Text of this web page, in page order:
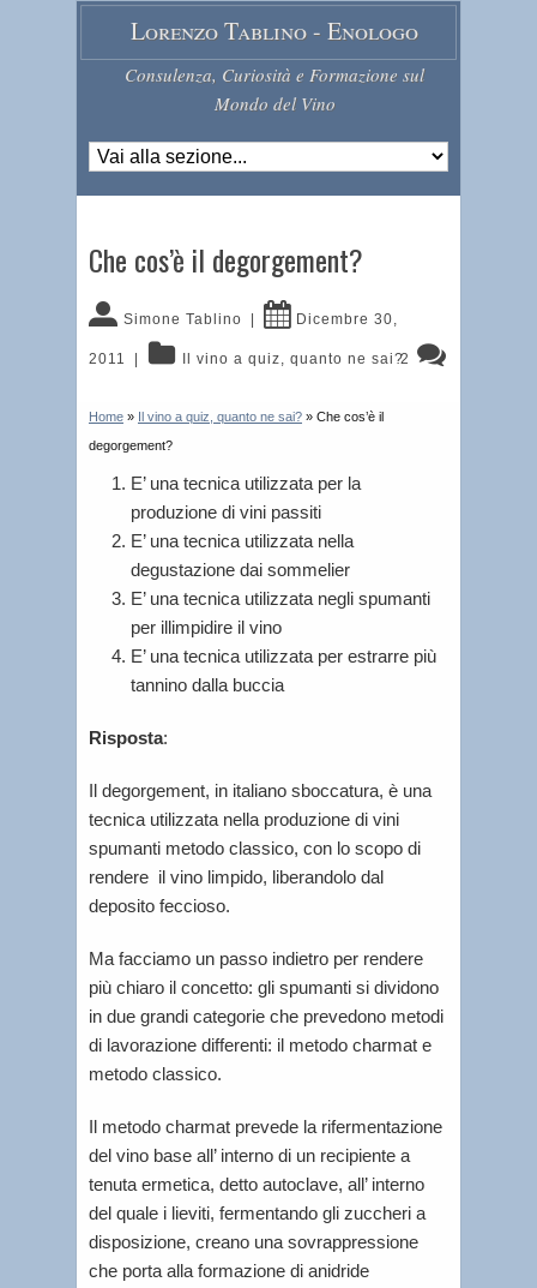
Lorenzo Tablino - Enologo
Consulenza, Curiosità e Formazione sul
Mondo del Vino
Che cos’è il degorgement?
Simone Tablino Dicembre 30,
2011 Il vino a quiz, quanto ne sai?2
Home » Il vino a quiz, quanto ne sai? » Che cos’è il
degorgement?
E’ una tecnica utilizzata per la
produzione di vini passiti
E’ una tecnica utilizzata nella
degustazione dai sommelier
E’ una tecnica utilizzata negli spumanti
per illimpidire il vino
E’ una tecnica utilizzata per estrarre più
tannino dalla buccia
Risposta:
Il degorgement, in italiano sboccatura, è una
tecnica utilizzata nella produzione di vini
spumanti metodo classico, con lo scopo di
rendere il vino limpido, liberandolo dal
deposito feccioso.
Ma facciamo un passo indietro per rendere
più chiaro il concetto: gli spumanti si dividono
in due grandi categorie che prevedono metodi
di lavorazione differenti: il metodo charmat e
metodo classico.
Il metodo charmat prevede la rifermentazione
del vino base all’ interno di un recipiente a
tenuta ermetica, detto autoclave, all’ interno
del quale i lieviti, fermentando gli zuccheri a
disposizione, creano una sovrappressione
che porta alla formazione di anidride